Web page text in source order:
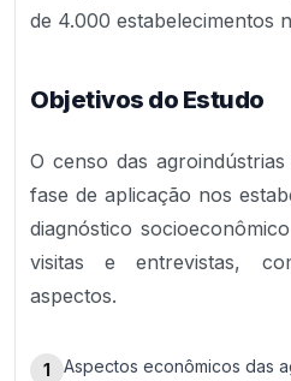
de 4.000 estabelecimentos
Objetivos do Estudo
O censo das
fase de aplicação nos
diagnóstico
visitas e entrevistas,
aspectos.
1 Aspectos econômicos das